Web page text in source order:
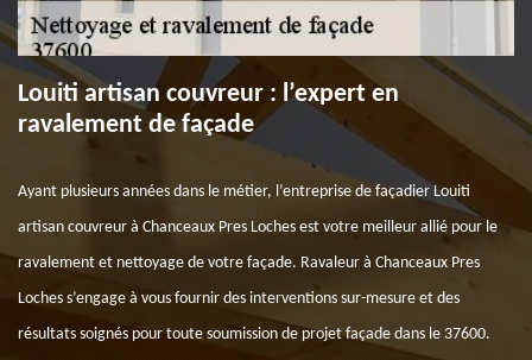
Louiti artisan couvreur : l’expert en
ravalement de façade
Ayant plusieurs années dans le métier, l’entreprise de façadier Louiti
artisan couvreur à Chanceaux Pres Loches est votre meilleur allié pour le
ravalement et nettoyage de votre façade. Ravaleur à Chanceaux Pres
Loches s’engage à vous fournir des interventions sur-mesure et des
résultats soignés pour toute soumission de projet façade dans le 37600.